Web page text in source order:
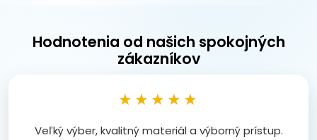
Hodnotenia od našich spokojných
zákazníkov
★★★★★
Veľký výber, kvalitný materiál a výborný prístup.